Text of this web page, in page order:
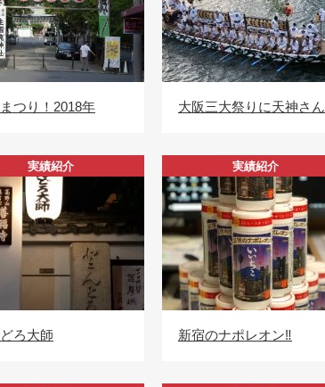
つり！2018年 大阪三大祭りに天神さん
実績紹介
ろ大師
実績紹介
新宿のナポレオン‼️